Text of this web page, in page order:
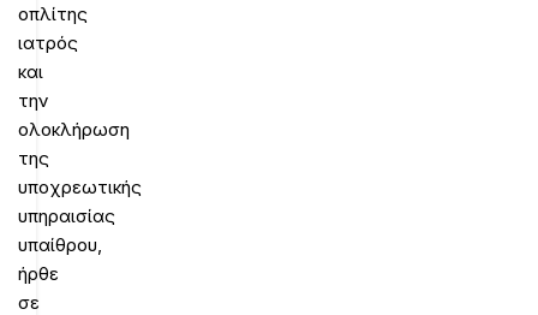
οπλίτης
ιατρός
και
την
ολοκλήρωση
της
υποχρεωτικής
υπηραισίας
υπαίθρου,
ήρθε
σε